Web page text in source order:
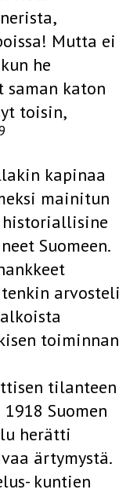
Mutta ei
he
katon
toisin,
kapinaa
mainitun
Suomeen.
arvosteli
toiminnan
tilanteen
Suomen
herätti
ärtymystä.
kuntien